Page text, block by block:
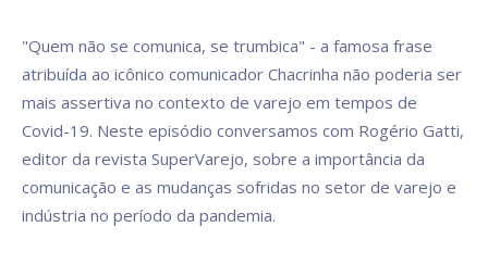
"Quem não se comunica, se trumbica" - a famosa frase
atribuída ao icônico comunicador Chacrinha não poderia ser
mais assertiva no contexto de varejo em tempos de
Covid-19. Neste episódio conversamos com Rogério Gatti,
editor da revista SuperVarejo, sobre a importância da
comunicação e as mudanças sofridas no setor de varejo e
indústria no período da pandemia.